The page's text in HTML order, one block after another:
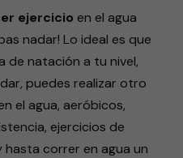
ejercicio en el agua
nadar! Lo ideal es que
de natación a tu nivel,
puedes realizar otro
el agua, aeróbicos,
ejercicios de
correr en agua un